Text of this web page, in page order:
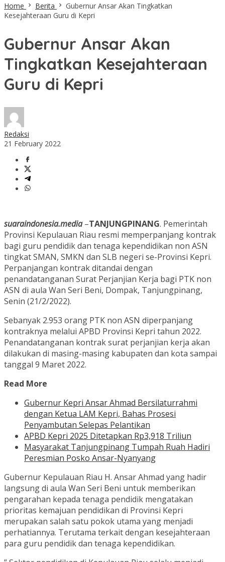
Home Berita
Gubernur Ansar Akan Tingkatkan
Kesejahteraan Guru di Kepri
Gubernur Ansar Akan
Tingkatkan Kesejahteraan
Guru di Kepri
Redaksi
21 February 2022
suaraindonesia.media–TANJUNGPINANG. Pemerintah
Provinsi Kepulauan Riau resmi memperpanjang kontrak
bagi guru pendidik dan tenaga kependidikan non ASN
tingkat SMAN, SMKN dan SLB negeri se-Provinsi Kepri.
Perpanjangan kontrak ditandai dengan
penandatanganan Surat Perjanjian Kerja bagi PTK non
ASN di aula Wan Seri Beni, Dompak, Tanjungpinang,
Senin (21/2/2022).
Sebanyak 2.953 orang PTK non ASN diperpanjang
kontraknya melalui APBD Provinsi Kepri tahun 2022.
Penandatanganan kontrak surat perjanjian kerja akan
dilakukan di masing-masing kabupaten dan kota sampai
tanggal 9 Maret 2022.
Read More
Gubernur Kepri Ansar Ahmad Bersilaturrahmi
dengan Ketua LAM Kepri, Bahas Prosesi
Penyambutan Selepas Pelantikan
APBD Kepri 2025 Ditetapkan Rp3,918 Triliun
Masyarakat Tanjungpinang Tumpah Ruah Hadiri
Peresmian Posko Ansar-Nyanyang
Gubernur Kepulauan Riau H. Ansar Ahmad yang hadir
langsung di aula Wan Seri Beni untuk memberikan
pengarahan kepada tenaga pendidik mengatakan
prioritas kemajuan pendidikan di Provinsi Kepri
merupakan salah satu pokok utama yang menjadi
perhatiannya. Terutama terkait dengan kesejahteraan
para guru pendidik dan tenaga kependidikan.